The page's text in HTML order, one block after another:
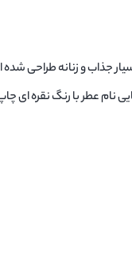
جذاب و زنانه طراحی
نام عطر با رنگ نقره